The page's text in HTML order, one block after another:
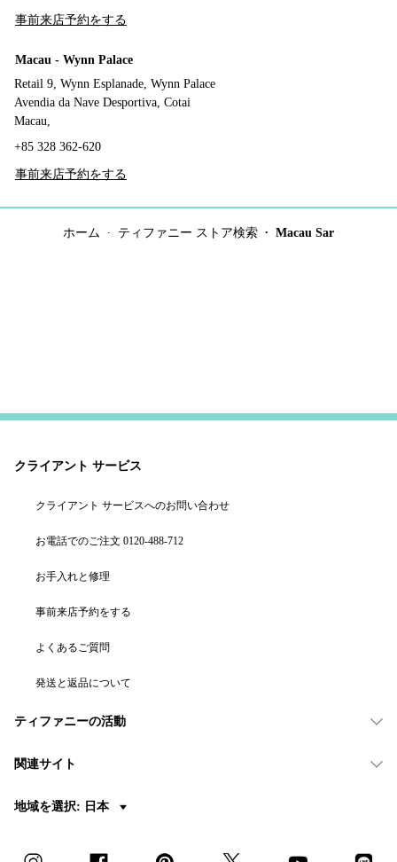
事前来店予約をする
Macau - Wynn Palace
Retail 9, Wynn Esplanade, Wynn Palace
Avendia da Nave Desportiva, Cotai
Macau,
+85 328 362-620
事前来店予約をする
ホーム ティファニー ストア検索 Macau Sar
クライアント サービス
クライアント サービスへのお問い合わせ
お電話でのご注文 0120-488-712
お手入れと修理
事前来店予約をする
よくあるご質問
発送と返品について
ティファニーの活動
関連サイト
地域を選択: 日本